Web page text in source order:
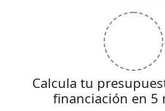
Calcula tu
financiación en 5